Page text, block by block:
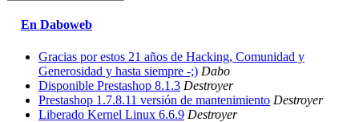
En Daboweb
Gracias por estos 21 años de Hacking, Comunidad y
Generosidad y hasta siempre -;) Dabo
Disponible Prestashop 8.1.3 Destroyer
Prestashop 1.7.8.11 versión de mantenimiento Destroyer
Liberado Kernel Linux 6.6.9 Destroyer